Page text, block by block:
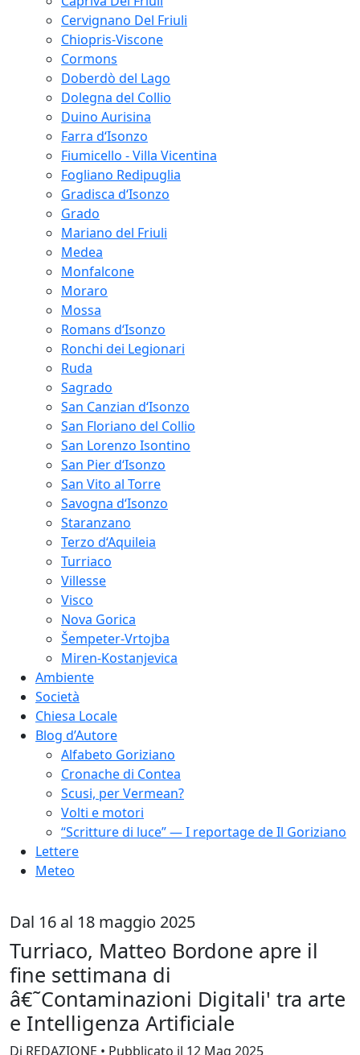
Cervignano Del Friuli
Chiopris-Viscone
Cormons
Doberdò del Lago
Dolegna del Collio
Duino Aurisina
Farra d‘Isonzo
Fiumicello - Villa Vicentina
Fogliano Redipuglia
Gradisca d‘Isonzo
Grado
Mariano del Friuli
Medea
Monfalcone
Moraro
Mossa
Romans d‘Isonzo
Ronchi dei Legionari
Ruda
Sagrado
San Canzian d‘Isonzo
San Floriano del Collio
San Lorenzo Isontino
San Pier d‘Isonzo
San Vito al Torre
Savogna d‘Isonzo
Staranzano
Terzo d‘Aquileia
Turriaco
Villesse
Visco
Nova Gorica
Šempeter-Vrtojba
Miren-Kostanjevica
Ambiente
Società
Chiesa Locale
Blog d’Autore
Alfabeto Goriziano
Cronache di Contea
Scusi, per Vermean?
Volti e motori
“Scritture di luce” — I reportage de Il Goriziano
Lettere
Meteo
Dal 16 al 18 maggio 2025
Turriaco, Matteo Bordone apre il
fine settimana di
â€˜Contaminazioni Digitali' tra arte
e Intelligenza Artificiale
Di REDAZIONE • Pubblicato il 12 Mag 2025